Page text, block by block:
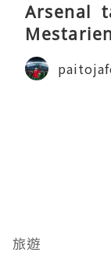
Arsenal
audella
旅遊